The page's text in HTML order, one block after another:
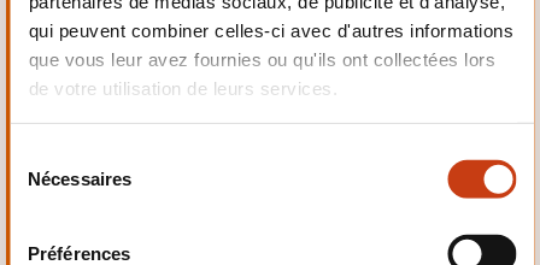
qui peuvent combiner celles-ci avec d'autres informations
que vous leur avez fournies ou qu'ils ont collectées lors
de votre utilisation de leurs services.
Nécessaires
Préférences
Electrotechnique,
Automatismes